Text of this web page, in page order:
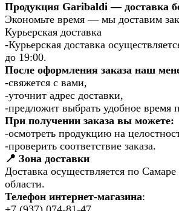
Продукция Garibaldi — доставка
Экономьте время — мы доставим
Курьерская доставка
-Курьерская доставка
до 19:00.
После оформления заказа наш
-свяжется с вами,
-уточнит адрес доставки,
-предложит выбрать удобное время
При получении заказа вы можете:
-осмотреть продукцию на
-проверить соответствие заказа.
📍 Зона доставки
Доставка осуществляется по
области.
Телефон интернет-магазина: